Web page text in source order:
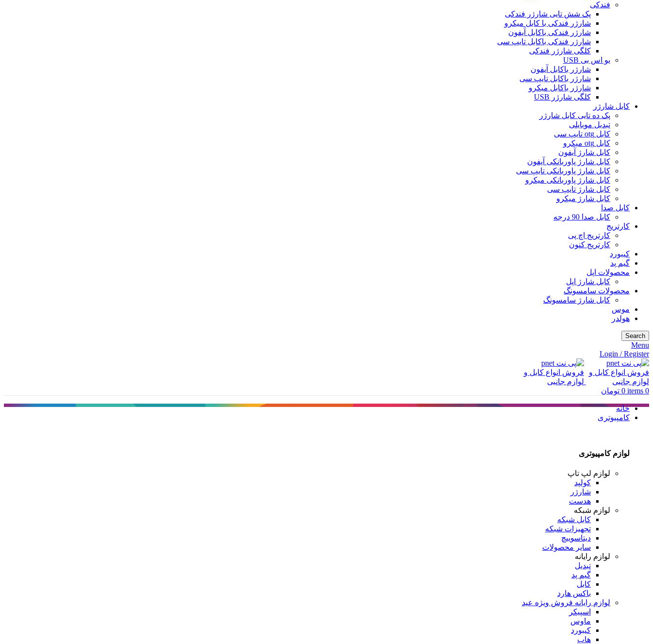
فندکی
پک شش تایی شارژر فندکی
شارژر فندکی با کابل میکرو
شارژر فندکی باکابل آیفون
شارژر فندکی باکابل تایپ سی
کلگی شارژر فندکی
یو اس بی USB
شارژر باکابل آیفون
شارژر باکابل تایپ سی
شارژر باکابل میکرو
کلگی شارژر USB
کابل شارژر
پک ده تایی کابل شارژر
تبدیل موبایلی
کابل otg تایپ سی
کابل otg میکرو
کابل شارژ آیفون
کابل شارژ پاوربانکی آیفون
کابل شارژ پاوربانکی تایپ سی
کابل شارژ پاوربانکی میکرو
کابل شارژ تایپ سی
کابل شارژ میکرو
کابل صدا
کابل صدا 90 درجه
کارتریج
کارتریج اچ پی
کارتریج کنون
کیبورد
گیم پد
محصولات اپل
کابل شارژ اپل
محصولات سامسونگ
کابل شارژ سامسونگ
موس
هولدر
Search
Menu
Login / Register
0
items
0 تومان
خانه
کامپیوتری
لوازم کامپیوتری
لوازم لپ تاپ
کولپد
شارژر
هدست
لوازم شبکه
کابل شبکه
تجهیزات شبکه
دیتاسوییچ
سایر محصولات
لوازم رایانه
تبدیل
گیم پد
کابل
باکس هارد
لوازم رایانه فروش ویژه عید
اسپیکر
ماوس
کیبورد
هاب